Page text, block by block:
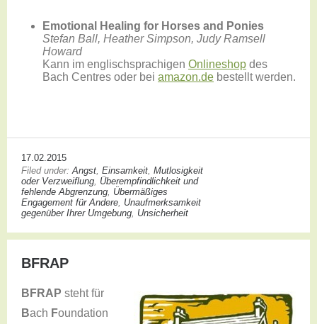
Emotional Healing for Horses and Ponies
Stefan Ball, Heather Simpson, Judy Ramsell
Howard
Kann im englischsprachigen Onlineshop des
Bach Centres oder bei amazon.de bestellt werden.
17.02.2015
Filed under: Angst Einsamkeit Mutlosigkeit
oder Verzweiflung Überempfindlichkeit und
fehlende Abgrenzung Übermäßiges
Engagement für Andere Unaufmerksamkeit
gegenüber Ihrer Umgebung Unsicherheit
BFRAP
BFRAP steht für
Bach Foundation